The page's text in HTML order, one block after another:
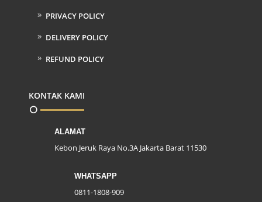
PRIVACY POLICY
DELIVERY POLICY
REFUND POLICY
KONTAK KAMI
ALAMAT
Kebon Jeruk Raya No.3A Jakarta Barat 11530
WHATSAPP
0811-1808-909